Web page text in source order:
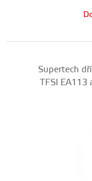
Supertech
TFSI EA113